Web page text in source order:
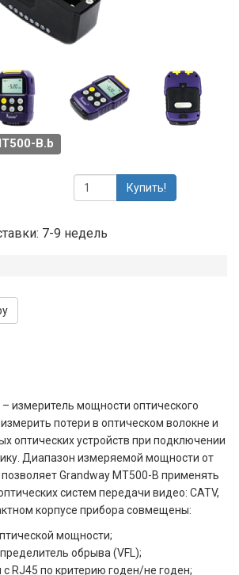
B.b
Купить!
7-9 недель
– измеритель мощности оптического
потери в оптическом волокне и
оптических устройств при подключении
Диапазон измеряемой мощности от
Grandway MT500-B применять
систем передачи видео: CATV,
корпусе прибора совмещены:
мощности;
обрыва (VFL);
с RJ45 по критерию годен/не годен;